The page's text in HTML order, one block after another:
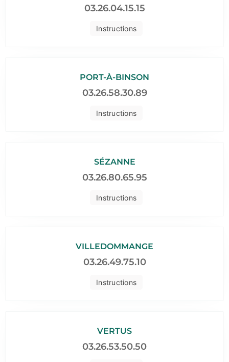
Instructions
03.26.04.15.15
Instructions
PORT-À-BINSON
03.26.58.30.89
Instructions
SÉZANNE
03.26.80.65.95
Instructions
VILLEDOMMANGE
03.26.49.75.10
VERTUS
03.26.53.50.50